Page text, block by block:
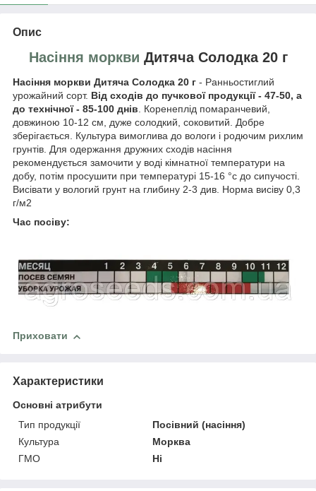
Опис
Насіння моркви Дитяча Солодка 20 г
Насіння моркви Дитяча Солодка 20 г - Ранньостиглий
урожайний сорт. Від сходів до пучкової продукції - 47-50, а
до технічної - 85-100 днів. Коренеплід помаранчевий,
довжиною 10-12 см, дуже солодкий, соковитий. Добре
зберігається. Культура вимоглива до вологи і родючим рихлим
грунтів. Для одержання дружних сходів насіння
рекомендується замочити у воді кімнатної температури на
добу, потім просушити при температурі 15-16 °с до сипучості.
Висівати у вологий грунт на глибину 2-3 див. Норма висіву 0,3
г/м2
Час посіву:
Приховати
Характеристики
Основні атрибути
Тип продукції
Посівний (насіння)
Культура
Морква
ГМО
Ні